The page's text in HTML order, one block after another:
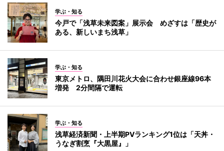
学ぶ・知る
今戸で「浅草未来図案」展示会 めざすは「歴史が
ある、新しいまち浅草」
学ぶ・知る
東京メトロ、隅田川花火大会に合わせ銀座線96本
増発 2分間隔で運転
学ぶ・知る
浅草経済新聞・上半期PVランキング1位は「天丼・
うなぎ割烹『大黒屋』」